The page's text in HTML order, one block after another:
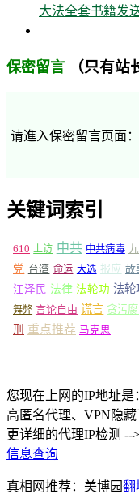
大法全套书籍发
保密留言 （只有站
请進入保密留言页面：
关键词索引
610 上访 中共 中共病毒
党 台湾 命运 大选 报应 故
江泽民 法律 法轮功 法轮
舞弊 言论自由 谎言 贪污
刑 重点推荐 马克思
您现在上网的IP地址是
高匿名代理、VPN隐藏
更详细的代理IP检测 -->
信息查询
真相网推荐：美博园翻